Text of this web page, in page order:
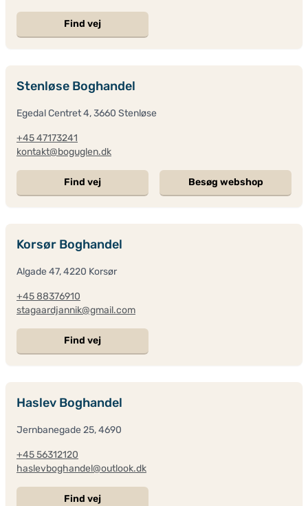
Find vej
Stenløse Boghandel
Egedal Centret 4, 3660 Stenløse
+45 47173241
kontakt@boguglen.dk
Find vej Besøg webshop
Korsør Boghandel
Algade 47, 4220 Korsør
+45 88376910
stagaardjannik@gmail.com
Find vej
Haslev Boghandel
Jernbanegade 25, 4690
+45 56312120
haslevboghandel@outlook.dk
Find vej